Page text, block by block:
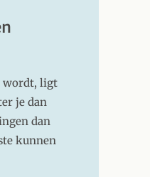
wordt, ligt
je dan
dan
kunnen